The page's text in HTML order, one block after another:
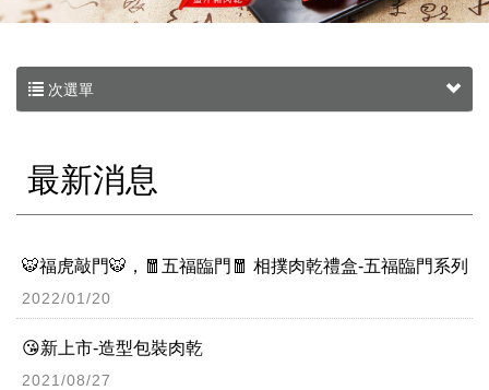
次選單
最新消息
🐯福虎敲門🐯，🧧五福臨門🧧 相撲肉乾禮盒-五福臨門系列
2022/01/20
😘新上市-造型包裝肉乾
2021/08/27